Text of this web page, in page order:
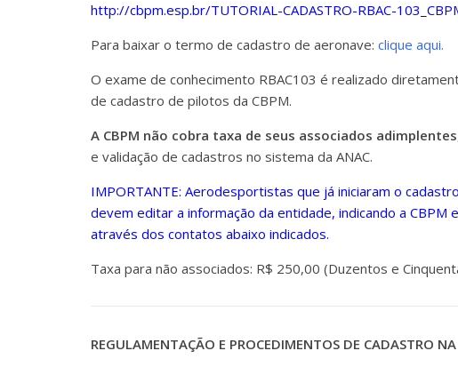
http://cbpm.esp.br/TUTORIAL-CADASTRO-RBAC-
Para baixar o termo de cadastro de aeronave: clique aqui.
O exame de conhecimento RBAC103 é realizado
de cadastro de pilotos da CBPM.
A CBPM não cobra taxa de seus associados adimplentes
e validação de cadastros no sistema da ANAC.
IMPORTANTE: Aerodesportistas que já iniciaram o
devem editar a informação da entidade, indicando a
através dos contatos abaixo indicados.
Taxa para não associados: R$ 250,00 (Duzentos e
REGULAMENTAÇÃO E PROCEDIMENTOS DE CADASTRO